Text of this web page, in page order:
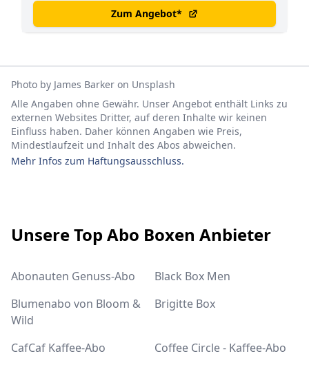
Zum Angebot*
Photo by James Barker on Unsplash
Alle Angaben ohne Gewähr. Unser Angebot enthält Links zu
externen Websites Dritter, auf deren Inhalte wir keinen
Einfluss haben. Daher können Angaben wie Preis,
Mindestlaufzeit und Inhalt des Abos abweichen.
Mehr Infos zum Haftungsausschluss.
Unsere Top Abo Boxen Anbieter
Abonauten Genuss-Abo
Black Box Men
Blumenabo von Bloom &
Wild
Brigitte Box
CafCaf Kaffee-Abo
Coffee Circle - Kaffee-Abo